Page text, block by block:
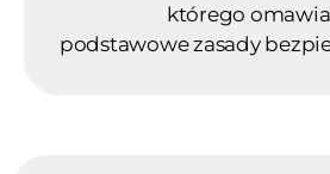
którego
podstawowe zasady